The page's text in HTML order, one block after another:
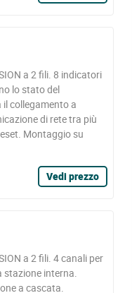
a 2 fili. 8 indicatori
lo stato del
collegamento a
di rete tra più
Montaggio su
Vedi prezzo
a 2 fili. 4 canali per
stazione interna.
a cascata.